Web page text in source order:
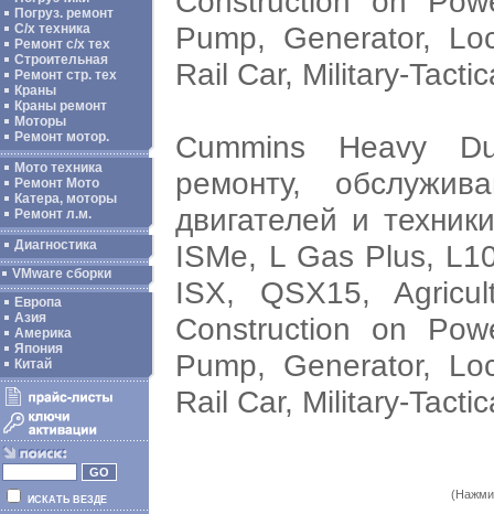
Погруз. ремонт
С/х техника
Ремонт с/х тех
Строительная
Ремонт стр. тех
Краны
Краны ремонт
Моторы
Ремонт мотор.
Мото техника
Ремонт Мото
Катера, моторы
Ремонт л.м.
Диагностика
VMware сборки
Европа
Азия
Америка
Япония
Китай
ИСКАТЬ ВЕЗДЕ
Pump, Generator,
Rail Car, Military-
Cummins Heavy
ремонту,
двигателей и
ISMe, L Gas Plus,
ISX, QSX15,
Construction on
Pump, Generator,
Rail Car, Military-